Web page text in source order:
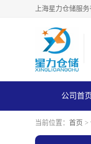
公司首
当前位置： 首页 >